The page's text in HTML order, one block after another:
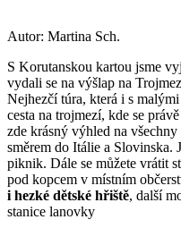
Autor: Martina Sch.
S Korutanskou kartou jsme
vydali se na výšlap na
Nejhezčí túra, která i s
cesta na trojmezí, kde se
zde krásný výhled na
směrem do Itálie a Slovinska.
piknik. Dále se můžete vrátit
pod kopcem v místním
i hezké dětské hřiště, další
stanice lanovky